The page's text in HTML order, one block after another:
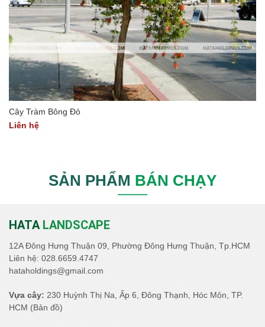
Cây Tràm Bông Đỏ
Liên hệ
SẢN PHẨM BÁN CHẠY
HATA LANDSCAPE
12A Đông Hưng Thuận 09, Phường Đông Hưng Thuận, Tp.HCM
Liên hệ: 028.6659.4747
hataholdings@gmail.com
Vựa cây: 230 Huỳnh Thị Na, Ấp 6, Đông Thạnh, Hóc Môn, TP.
HCM (Bản đồ)